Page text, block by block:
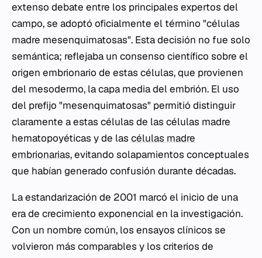
extenso debate entre los principales expertos del
campo, se adoptó oficialmente el término "células
madre mesenquimatosas". Esta decisión no fue solo
semántica; reflejaba un consenso científico sobre el
origen embrionario de estas células, que provienen
del mesodermo, la capa media del embrión. El uso
del prefijo "mesenquimatosas" permitió distinguir
claramente a estas células de las células madre
hematopoyéticas y de las células madre
embrionarias, evitando solapamientos conceptuales
que habían generado confusión durante décadas.
La estandarización de 2001 marcó el inicio de una
era de crecimiento exponencial en la investigación.
Con un nombre común, los ensayos clínicos se
volvieron más comparables y los criterios de